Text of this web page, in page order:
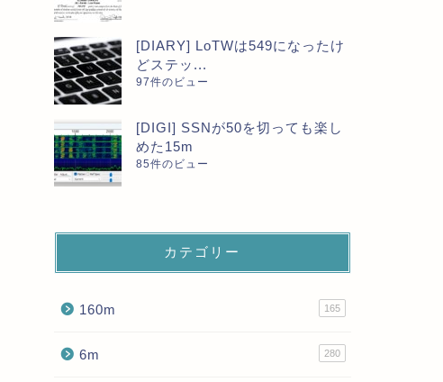
[DIARY] LoTWは549になったけ
どステッ...
97件のビュー
[DIGI] SSNが50を切っても楽し
めた15m
85件のビュー
カテゴリー
160m 165
6m 280